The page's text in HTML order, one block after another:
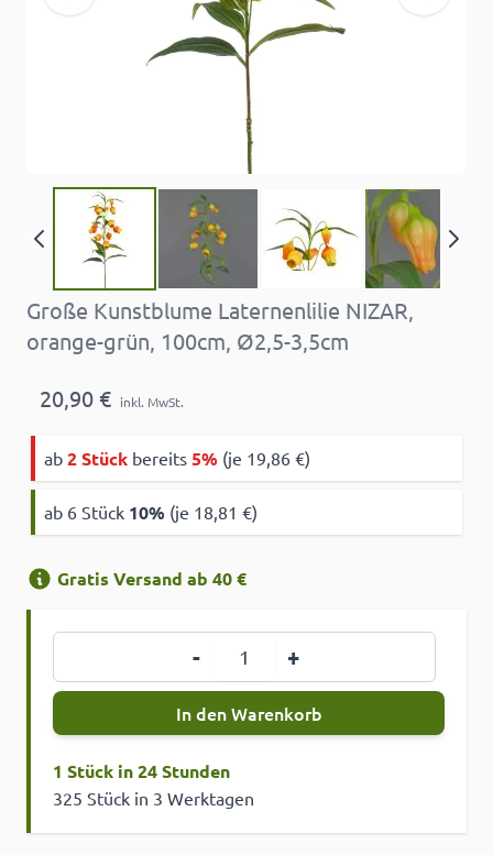
Große Kunstblume Laternenlilie NIZAR,
orange-grün, 100cm, Ø2,5-3,5cm
20,90 € inkl. MwSt.
ab 2 Stück bereits 5% (je 19,86 €)
ab 6 Stück 10% (je 18,81 €)
Gratis Versand ab 40 €
- +
In den Warenkorb
1 Stück in 24 Stunden
325 Stück in 3 Werktagen